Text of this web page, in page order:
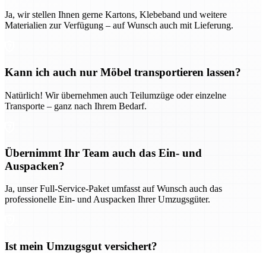
Ja, wir stellen Ihnen gerne Kartons, Klebeband und weitere
Materialien zur Verfügung – auf Wunsch auch mit Lieferung.
Kann ich auch nur Möbel transportieren lassen?
Natürlich! Wir übernehmen auch Teilumzüge oder einzelne
Transporte – ganz nach Ihrem Bedarf.
Übernimmt Ihr Team auch das Ein- und
Auspacken?
Ja, unser Full-Service-Paket umfasst auf Wunsch auch das
professionelle Ein- und Auspacken Ihrer Umzugsgüter.
Ist mein Umzugsgut versichert?